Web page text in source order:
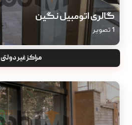
گالری اتومبیل نگین
1 تصویر
مراکز غیر دولتی